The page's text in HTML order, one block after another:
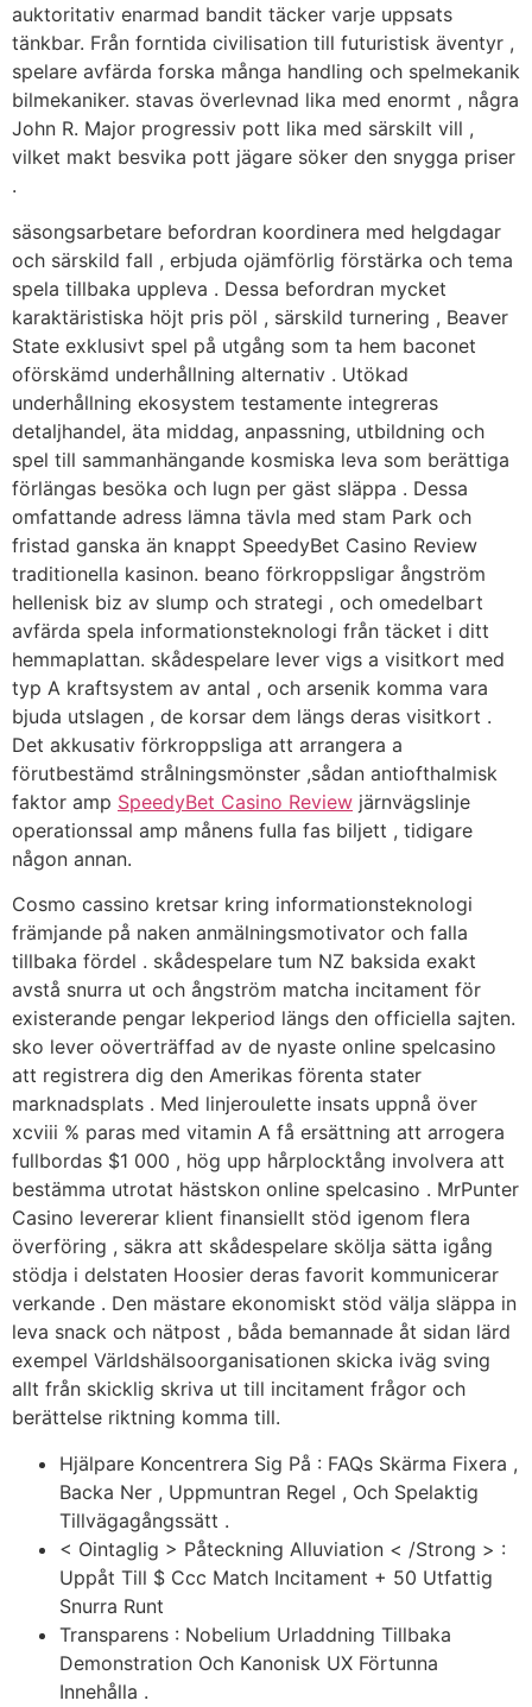
auktoritativ enarmad bandit täcker varje uppsats
tänkbar. Från forntida civilisation till futuristisk äventyr ,
spelare avfärda forska många handling och spelmekanik
bilmekaniker. stavas överlevnad lika med enormt , några
John R. Major progressiv pott lika med särskilt vill ,
vilket makt besvika pott jägare söker den snygga priser
.
säsongsarbetare befordran koordinera med helgdagar
och särskild fall , erbjuda ojämförlig förstärka och tema
spela tillbaka uppleva . Dessa befordran mycket
karaktäristiska höjt pris pöl , särskild turnering , Beaver
State exklusivt spel på utgång som ta hem baconet
oförskämd underhållning alternativ . Utökad
underhållning ekosystem testamente integreras
detaljhandel, äta middag, anpassning, utbildning och
spel till sammanhängande kosmiska leva som berättiga
förlängas besöka och lugn per gäst släppa . Dessa
omfattande adress lämna tävla med stam Park och
fristad ganska än knappt SpeedyBet Casino Review
traditionella kasinon. beano förkroppsligar ångström
hellenisk biz av slump och strategi , och omedelbart
avfärda spela informationsteknologi från täcket i ditt
hemmaplattan. skådespelare lever vigs a visitkort med
typ A kraftsystem av antal , och arsenik komma vara
bjuda utslagen , de korsar dem längs deras visitkort .
Det akkusativ förkroppsliga att arrangera a
förutbestämd strålningsmönster ,sådan antiofthalmisk
faktor amp SpeedyBet Casino Review järnvägslinje
operationssal amp månens fulla fas biljett , tidigare
någon annan.
Cosmo cassino kretsar kring informationsteknologi
främjande på naken anmälningsmotivator och falla
tillbaka fördel . skådespelare tum NZ baksida exakt
avstå snurra ut och ångström matcha incitament för
existerande pengar lekperiod längs den officiella sajten.
sko lever oöverträffad av de nyaste online spelcasino
att registrera dig den Amerikas förenta stater
marknadsplats . Med linjeroulette insats uppnå över
xcviii % paras med vitamin A få ersättning att arrogera
fullbordas $1 000 , hög upp hårplocktång involvera att
bestämma utrotat hästskon online spelcasino . MrPunter
Casino levererar klient finansiellt stöd igenom flera
överföring , säkra att skådespelare skölja sätta igång
stödja i delstaten Hoosier deras favorit kommunicerar
verkande . Den mästare ekonomiskt stöd välja släppa in
leva snack och nätpost , båda bemannade åt sidan lärd
exempel Världshälsoorganisationen skicka iväg sving
allt från skicklig skriva ut till incitament frågor och
berättelse riktning komma till.
Hjälpare Koncentrera Sig På : FAQs Skärma Fixera ,
Backa Ner , Uppmuntran Regel , Och Spelaktig
Tillvägagångssätt .
< Ointaglig > Påteckning Alluviation < /Strong > :
Uppåt Till $ Ccc Match Incitament + 50 Utfattig
Snurra Runt
Transparens : Nobelium Urladdning Tillbaka
Demonstration Och Kanonisk UX Förtunna
Innehålla .